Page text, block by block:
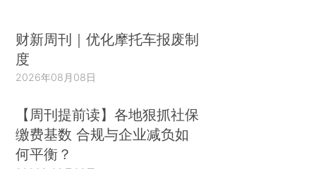
财新周刊｜优化摩托车报废制
度
2026年08月08日
【周刊提前读】各地狠抓社保
缴费基数 合规与企业减负如
何平衡？